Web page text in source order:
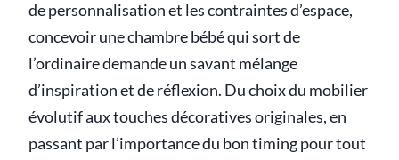
de personnalisation et les contraintes d’espace,
concevoir une chambre bébé qui sort de
l’ordinaire demande un savant mélange
d’inspiration et de réflexion. Du choix du mobilier
évolutif aux touches décoratives originales, en
passant par l’importance du bon timing pour tout